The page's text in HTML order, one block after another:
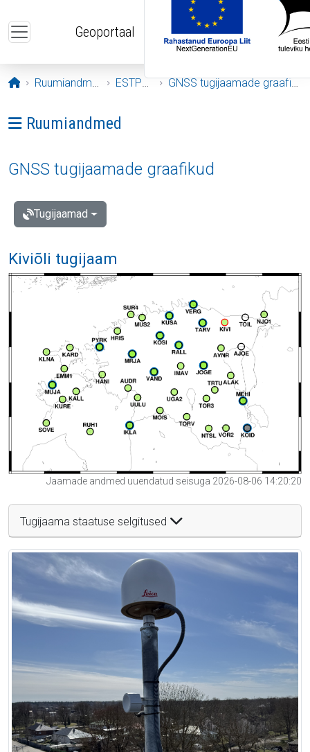
Geoportaal
Avaleht
Ruumiandmed ESTPOS GNSS tugijaamade graafikud
Ava menüü: Ruumiandmed
Ruumiandmed
GNSS tugijaamade graafikud
Tugijaamad
Kiviõli tugijaam
Jaamade andmed uuendatud seisuga 2026-08-06 14:20:20
Tugijaama staatuse selgitused